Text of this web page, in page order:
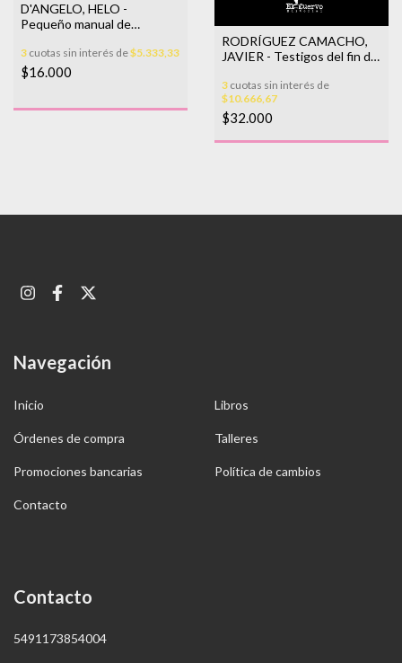
D'ANGELO, HELO -
Pequeño manual de
3 cuotas sin interés de$5.333,33
$16.000
RODRÍGUEZ CAMACHO,
JAVIER - Testigos del fin del
3 cuotas sin interés de
$10.666,67
$32.000
Navegación
Inicio Libros
Órdenes de compra Talleres
Promociones bancarias Política de cambios
Contacto
Contacto
5491173854004